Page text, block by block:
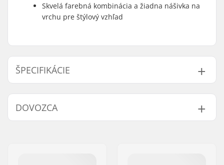
Skvelá farebná kombinácia a žiadna nášivka na
vrchu pre štýlový vzhľad
ŠPECIFIKÁCIE
Vrchný kryt:
Canvas
Sedadlo:
Polstrovanie sedadla:
Fat
DOVOZCA